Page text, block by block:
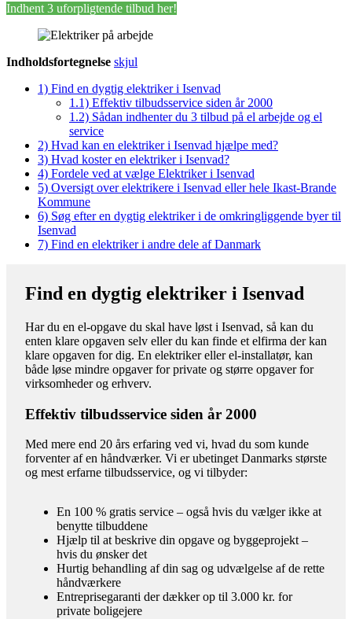
Indhent 3 uforpligtende tilbud her!
Indholdsfortegnelse skjul
1) Find en dygtig elektriker i Isenvad
1.1) Effektiv tilbudsservice siden år 2000
1.2) Sådan indhenter du 3 tilbud på el arbejde og el
service
2) Hvad kan en elektriker i Isenvad hjælpe med?
3) Hvad koster en elektriker i Isenvad?
4) Fordele ved at vælge Elektriker i Isenvad
5) Oversigt over elektrikere i Isenvad eller hele Ikast-Brande
Kommune
6) Søg efter en dygtig elektriker i de omkringliggende byer til
Isenvad
7) Find en elektriker i andre dele af Danmark
Find en dygtig elektriker i Isenvad
Har du en el-opgave du skal have løst i Isenvad, så kan du
enten klare opgaven selv eller du kan finde et elfirma der kan
klare opgaven for dig. En elektriker eller el-installatør, kan
både løse mindre opgaver for private og større opgaver for
virksomheder og erhverv.
Effektiv tilbudsservice siden år 2000
Med mere end 20 års erfaring ved vi, hvad du som kunde
forventer af en håndværker. Vi er ubetinget Danmarks største
og mest erfarne tilbudsservice, og vi tilbyder:
En 100 % gratis service – også hvis du vælger ikke at
benytte tilbuddene
Hjælp til at beskrive din opgave og byggeprojekt –
hvis du ønsker det
Hurtig behandling af din sag og udvælgelse af de rette
håndværkere
Entreprisegaranti der dækker op til 3.000 kr. for
private boligejere